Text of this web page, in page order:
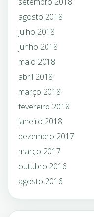
agosto 2018
julho 2018
junho 2018
maio 2018
abril 2018
março 2018
fevereiro 2018
janeiro 2018
dezembro 2017
março 2017
outubro 2016
agosto 2016